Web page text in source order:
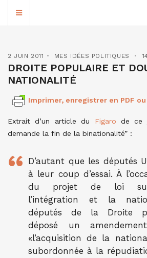
2 JUIN 2011 MES IDÉES POLITIQUES
DROITE POPULAIRE ET
NATIONALITÉ
Imprimer, enregistrer en PDF
Extrait d’un article du Figaro de ce
demande la fin de la binationalité” :
D’autant que les députés
à leur coup d’essai. À
du projet de loi sur
l’intégration et la
députés de la Droite
déposé un
«l’acquisition de la
subordonnée à la